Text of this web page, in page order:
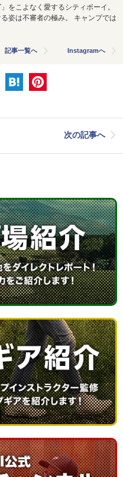
をこよなく愛するシティボーイ。
姿は不審者の極み。 キャンプでは
記事一覧へ Instagramへ
次の記事へ